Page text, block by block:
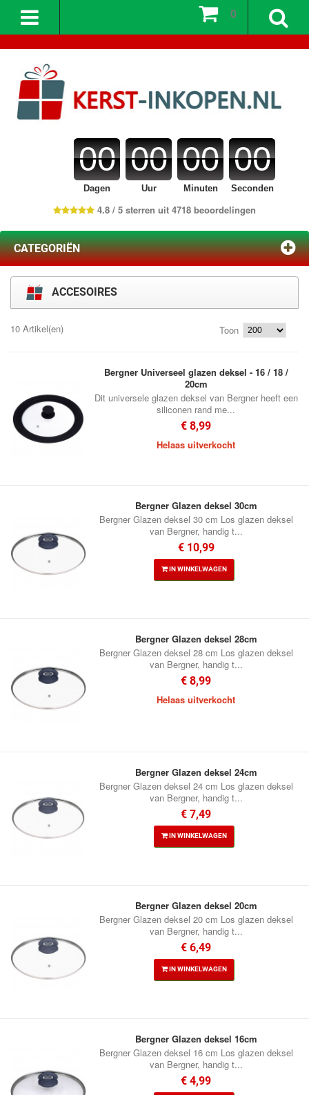
00
Dagen
00
Uur
00
Minuten
00
Seconden
4.8 / 5 sterren uit 4718 beoordelingen
0
CATEGORIËN
ACCESOIRES
10 Artikel(en) Toon
Bergner Universeel glazen deksel - 16 / 18 /
20cm
Dit universele glazen deksel van Bergner heeft een
siliconen rand me...
€ 8,99
Helaas uitverkocht
Bergner Glazen deksel 30cm
Bergner Glazen deksel 30 cm Los glazen deksel
van Bergner, handig t...
€ 10,99
IN WINKELWAGEN
Bergner Glazen deksel 28cm
Bergner Glazen deksel 28 cm Los glazen deksel
van Bergner, handig t...
€ 8,99
Helaas uitverkocht
Bergner Glazen deksel 24cm
Bergner Glazen deksel 24 cm Los glazen deksel
van Bergner, handig t...
€ 7,49
IN WINKELWAGEN
Bergner Glazen deksel 20cm
Bergner Glazen deksel 20 cm Los glazen deksel
van Bergner, handig t...
€ 6,49
IN WINKELWAGEN
Bergner Glazen deksel 16cm
Bergner Glazen deksel 16 cm Los glazen deksel
van Bergner, handig t...
€ 4,99